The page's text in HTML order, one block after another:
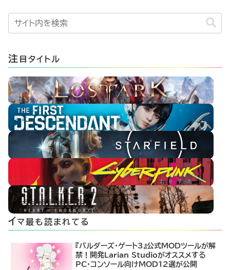
注 目タイトル
イマ最も読まれてる
『バルダーズ・ゲート3』公式MODツールが解
禁！開発Larian Studioがオススメする
PC・コンソール向けMOD12選が公開